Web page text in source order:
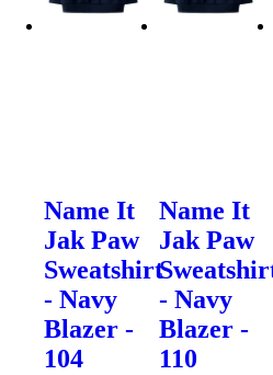
Name It
Jak Paw
Sweatshirt
- Navy
Blazer -
104
Name It
Jak Paw
- Navy
Blazer -
110